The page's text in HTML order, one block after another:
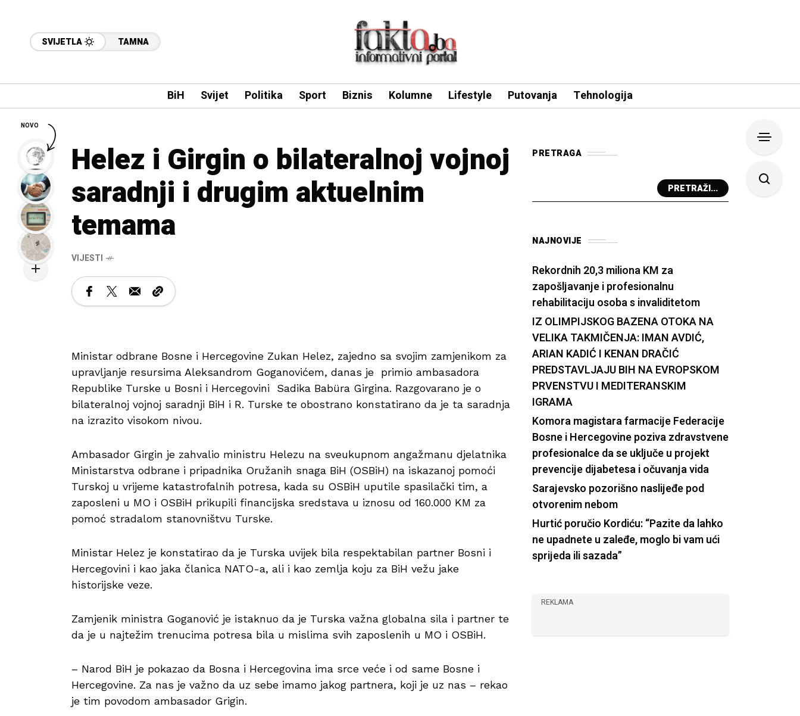
SVIJETLA TAMNA
BiH Svijet Politika Sport Biznis Kolumne Lifestyle Putovanja Tehnologija
Helez i Girgin o bilateralnoj vojnoj
saradnji i drugim aktuelnim
temama
VIJESTI
Ministar odbrane Bosne i Hercegovine Zukan Helez, zajedno sa svojim zamjenikom za
upravljanje resursima Aleksandrom Goganovićem, danas je primio ambasadora
Republike Turske u Bosni i Hercegovini Sadika Babüra Girgina. Razgovarano je o
bilateralnoj vojnoj saradnji BiH i R. Turske te obostrano konstatirano da je ta saradnja
na izrazito visokom nivou.
Ambasador Girgin je zahvalio ministru Helezu na sveukupnom angažmanu djelatnika
Ministarstva odbrane i pripadnika Oružanih snaga BiH (OSBiH) na iskazanoj pomoći
Turskoj u vrijeme katastrofalnih potresa, kada su OSBiH uputile spasilački tim, a
zaposleni u MO i OSBiH prikupili financijska sredstava u iznosu od 160.000 KM za
pomoć stradalom stanovništvu Turske.
Ministar Helez je konstatirao da je Turska uvijek bila respektabilan partner Bosni i
Hercegovini i kao jaka članica NATO-a, ali i kao zemlja koju za BiH vežu jake
historijske veze.
Zamjenik ministra Goganović je istaknuo da je Turska važna globalna sila i partner te
da je u najtežim trenucima potresa bila u mislima svih zaposlenih u MO i OSBiH.
– Narod BiH je pokazao da Bosna i Hercegovina ima srce veće i od same Bosne i
Hercegovine. Za nas je važno da uz sebe imamo jakog partnera, koji je uz nas – rekao
je tim povodom ambasador Grigin.
PRETRAGA
PRETRAŽI...
NAJNOVIJE
Rekordnih 20,3 miliona KM za
zapošljavanje i profesionalnu
rehabilitaciju osoba s invaliditetom
IZ OLIMPIJSKOG BAZENA OTOKA NA
VELIKA TAKMIČENJA: IMAN AVDIĆ,
ARIAN KADIĆ I KENAN DRAČIĆ
PREDSTAVLJAJU BIH NA EVROPSKOM
PRVENSTVU I MEDITERANSKIM
IGRAMA
Komora magistara farmacije Federacije
Bosne i Hercegovine poziva zdravstvene
profesionalce da se uključe u projekt
prevencije dijabetesa i očuvanja vida
Sarajevsko pozorišno naslijeđe pod
otvorenim nebom
Hurtić poručio Kordiću: “Pazite da lahko
ne upadnete u zaleđe, moglo bi vam ući
sprijeda ili sazada”
REKLAMA
NOVO